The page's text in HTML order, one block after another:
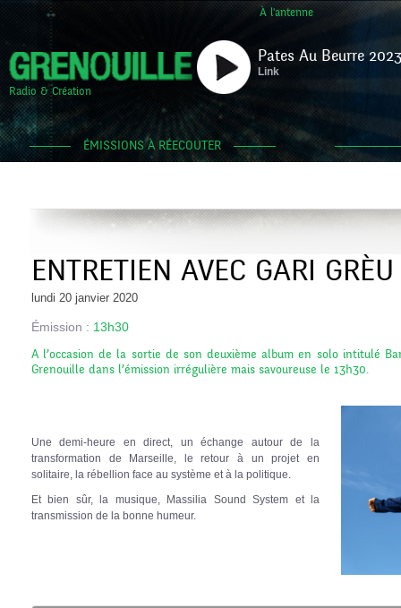
À l'antenne
Radio & Création
Pates Au Beurre
Link
ÉMISSIONS À RÉECOUTER
ENTRETIEN AVEC GARI GRÈU
lundi 20 janvier 2020
Émission : 13h30
A l’occasion de la sortie de son deuxième album en solo intitulé
Grenouille dans l’émission irrégulière mais savoureuse le 13h30.
Une demi-heure en direct, un échange autour de la
transformation de Marseille, le retour à un projet en
solitaire, la rébellion face au système et à la politique.
Et bien sûr, la musique, Massilia Sound System et la
transmission de la bonne humeur.